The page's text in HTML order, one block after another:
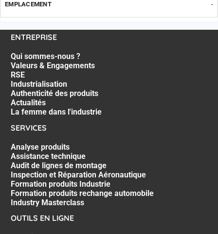
-
ENTREPRISE
Qui sommes-nous ?
Valeurs & Engagements
RSE
Industrialisation
Authenticité des produits
Actualités
La femme dans l'industrie
SERVICES
Analyse produits
Assistance technique
Audit de lignes de montage
Inspection et Réparation Aéronautique
Formation produits Industrie
Formation produits rechange automobile
Industry Masterclass
OUTILS EN LIGNE